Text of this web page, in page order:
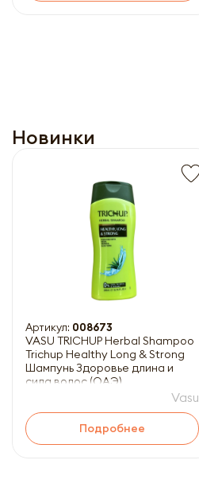
Новинки
Артикул: 008673
VASU TRICHUP Herbal Shampoo
Trichup Healthy Long & Strong
Шампунь Здоровье длина и
сила волос (ОАЭ)
Vasu
Подробнее